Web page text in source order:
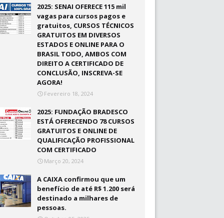
2025: SENAI OFERECE 115 mil
vagas para cursos pagos e
gratuitos, CURSOS TÉCNICOS
GRATUITOS EM DIVERSOS
ESTADOS E ONLINE PARA O
BRASIL TODO, AMBOS COM
DIREITO A CERTIFICADO DE
CONCLUSÃO, INSCREVA-SE
AGORA!
Fevereiro 18, 2024
2025: FUNDAÇÃO BRADESCO
ESTÁ OFERECENDO 78 CURSOS
GRATUITOS E ONLINE DE
QUALIFICAÇÃO PROFISSIONAL
COM CERTIFICADO
Março 20, 2024
A CAIXA confirmou que um
benefício de até R$ 1.200 será
destinado a milhares de
pessoas.